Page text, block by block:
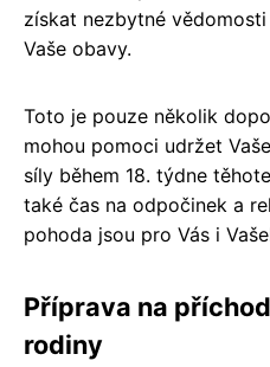
získat nezbytné
Vaše obavy.
Toto je pouze několik
mohou pomoci udržet
síly během 18. týdne
také čas na odpočinek a
pohoda jsou pro Vás i
Příprava na
rodiny